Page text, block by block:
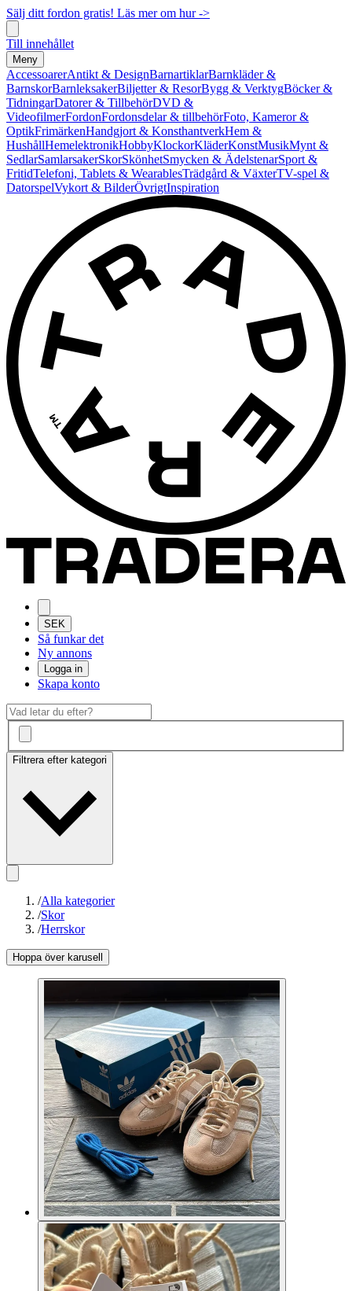
Sälj ditt fordon gratis! Läs mer om hur ->
Till innehållet
Meny
AccessoarerAntikt & DesignBarnartiklarBarnkläder &
BarnskorBarnleksakerBiljetter & ResorBygg & VerktygBöcker &
TidningarDatorer & TillbehörDVD &
VideofilmerFordonFordonsdelar & tillbehörFoto, Kameror &
OptikFrimärkenHandgjort & KonsthantverkHem &
HushållHemelektronikHobbyKlockorKläderKonstMusikMynt &
SedlarSamlarsakerSkorSkönhetSmycken & ÄdelstenarSport &
FritidTelefoni, Tablets & WearablesTrädgård & VäxterTV-spel &
DatorspelVykort & BilderÖvrigtInspiration
SEK
Så funkar det
Ny annons
Logga in
Skapa konto
Filtrera efter kategori
/Alla kategorier
/Skor
/Herrskor
Hoppa över karusell